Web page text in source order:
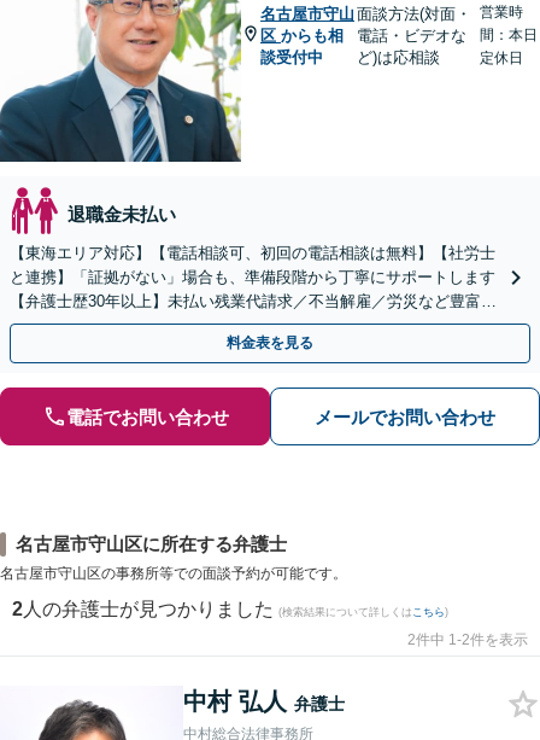
名古屋市守山
区 からも相
談受付中
面談方法(対面・
電話・ビデオな
ど)は応相談
営業時
間：本日
定休日
退職金未払い
【東海エリア対応】【電話相談可、初回の電話相談は無料】【社労士
と連携】「証拠がない」場合も、準備段階から丁寧にサポートします
【弁護士歴30年以上】未払い残業代請求／不当解雇／労災など豊富な
実績あり！労使双方の対応可能です【夜間休日対応】
料金表を見る
電話でお問い合わせ メールでお問い合わせ
名古屋市守山区に所在する弁護士
名古屋市守山区の事務所等での面談予約が可能です。
2 人の弁護士が見つかりました (検索結果について詳しくは こちら)
2件中 1-2件を表示
中村 弘人 弁護士
中村総合法律事務所